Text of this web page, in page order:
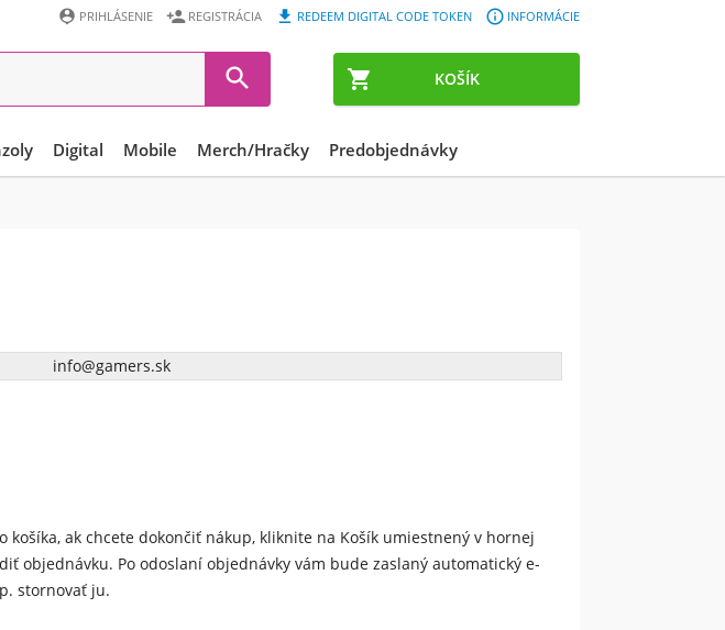
 KOŠÍK
 INFORMÁCIE
 REDEEM DIGITAL CODE TOKEN
 REGISTRÁCIA
 PRIHLÁSENIE

Digital Mobile Merch/Hračky Predobjednávky
info@gamers.sk
ak chcete dokončiť nákup, kliknite na Košík umiestnený v hornej
objednávku. Po odoslaní objednávky vám bude zaslaný automatický e-
stornovať ju.